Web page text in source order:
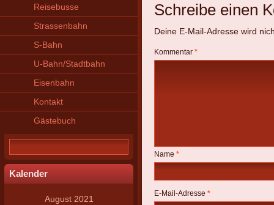
Reisebusse
Strassenbahn
S-Bahn
U-Bahn/Stadtbahn
Eisenbahn
Kontakt
Gästebuch
Kalender
August 2021
Schreibe einen
Deine E-Mail-Adresse wird
Kommentar *
Name *
E-Mail-Adresse *